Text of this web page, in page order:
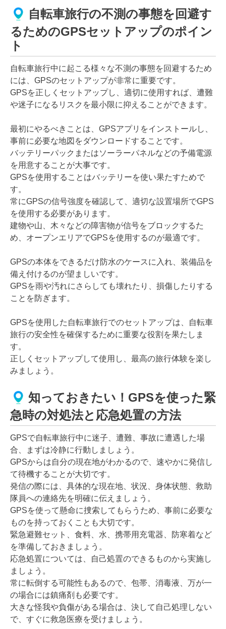
自転車旅行の不測の事態を回避す
るためのGPSセットアップのポイン
ト
自転車旅行中に起こる様々な不測の事態を回避するため
には、GPSのセットアップが非常に重要です。
GPSを正しくセットアップし、適切に使用すれば、遭難
や迷子になるリスクを最小限に抑えることができます。
最初にやるべきことは、GPSアプリをインストールし、
事前に必要な地図をダウンロードすることです。
バッテリーパックまたはソーラーパネルなどの予備電源
を用意することが大事です。
GPSを使用することはバッテリーを使い果たすためで
す。
常にGPSの信号強度を確認して、適切な設置場所でGPS
を使用する必要があります。
建物や山、木々などの障害物が信号をブロックするた
め、オープンエリアでGPSを使用するのが最適です。
GPSの本体をできるだけ防水のケースに入れ、装備品を
備え付けるのが望ましいです。
GPSを雨や汚れにさらしても壊れたり、損傷したりする
ことを防ぎます。
GPSを使用した自転車旅行でのセットアップは、自転車
旅行の安全性を確保するために重要な役割を果たしま
す。
正しくセットアップして使用し、最高の旅行体験を楽し
みましょう。
知っておきたい！GPSを使った緊
急時の対処法と応急処置の方法
GPSで自転車旅行中に迷子、遭難、事故に遭遇した場
合、まずは冷静に行動しましょう。
GPSからは自分の現在地がわかるので、速やかに発信し
て待機することが大切です。
発信の際には、具体的な現在地、状況、身体状態、救助
隊員への連絡先を明確に伝えましょう。
GPSを使って懸命に捜索してもらうため、事前に必要な
ものを持っておくことも大切です。
緊急避難セット、食料、水、携帯用充電器、防寒着など
を準備しておきましょう。
応急処置については、自己処置のできるものから実施し
ましょう。
常に転倒する可能性もあるので、包帯、消毒液、万が一
の場合には鎮痛剤も必要です。
大きな怪我や負傷がある場合は、決して自己処理しない
で、すぐに救急医療を受けましょう。